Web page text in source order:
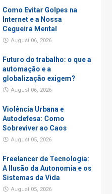
Como Evitar Golpes na
Internet e a Nossa
Cegueira Mental
August 06, 2026
Futuro do trabalho: o que a
automação e a
globalização exigem?
August 06, 2026
Violência Urbana e
Autodefesa: Como
Sobreviver ao Caos
August 05, 2026
Freelancer de Tecnologia:
A Ilusão da Autonomia e os
Sistemas da Vida
August 05, 2026